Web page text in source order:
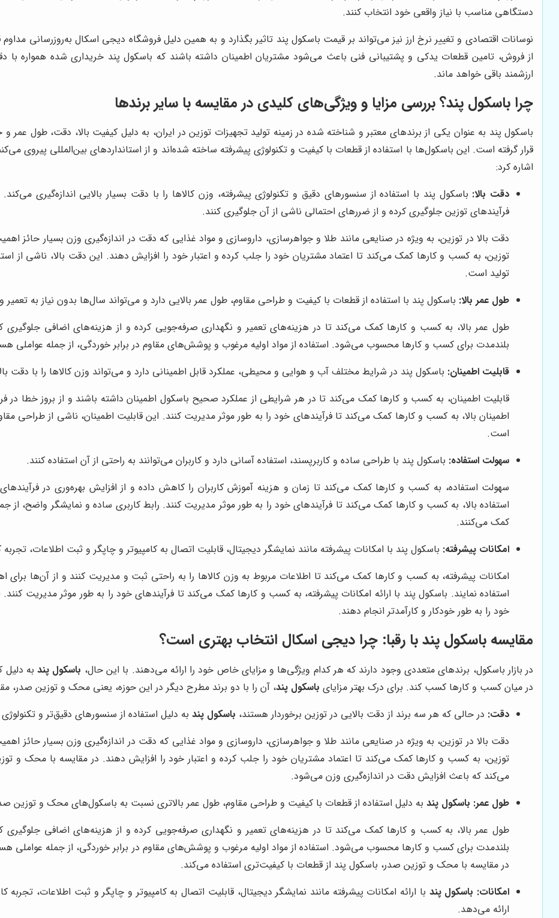
دستگاهی مناسب با نیاز واقعی خود انتخاب کنند.
نوسانات اقتصادی و تغییر نرخ ارز نیز می‌تواند بر قیمت باسکول پند تاثیر بگذارد و به همین دلیل فروشگاه دیجی اسکال به‌روزرسانی
از فروش، تامین قطعات یدکی و پشتیبانی فنی باعث می‌شود مشتریان اطمینان داشته باشند که باسکول پند خریداری شده همواره با
ارزشمند باقی خواهد ماند.
چرا باسکول پند؟ بررسی مزایا و ویژگی‌های کلیدی در مقایسه با سایر برندها
باسکول پند به عنوان یکی از برندهای معتبر و شناخته شده در زمینه تولید تجهیزات توزین در ایران، به دلیل کیفیت بالا، دقت، طول
قرار گرفته است. این باسکول‌ها با استفاده از قطعات با کیفیت و تکنولوژی پیشرفته ساخته شده‌اند و از استانداردهای بین‌المللی پیروی
اشاره کرد:
دقت بالا: باسکول پند با استفاده از سنسورهای دقیق و تکنولوژی پیشرفته، وزن کالاها را با دقت بسیار بالایی اندازه‌گیری
فرآیندهای توزین جلوگیری کرده و از ضررهای احتمالی ناشی از آن جلوگیری کنند.
دقت بالا در توزین، به ویژه در صنایعی مانند طلا و جواهرسازی، داروسازی و مواد غذایی که دقت در اندازه‌گیری وزن بسیار حائز
توزین، به کسب و کارها کمک می‌کند تا اعتماد مشتریان خود را جلب کرده و اعتبار خود را افزایش دهند. این دقت بالا، ناشی از
تولید است.
طول عمر بالا: باسکول پند با استفاده از قطعات با کیفیت و طراحی مقاوم، طول عمر بالایی دارد و می‌تواند سال‌ها بدون نیاز به
طول عمر بالا، به کسب و کارها کمک می‌کند تا در هزینه‌های تعمیر و نگهداری صرفه‌جویی کرده و از هزینه‌های اضافی جلوگیری
بلندمدت برای کسب و کارها محسوب می‌شود. استفاده از مواد اولیه مرغوب و پوشش‌های مقاوم در برابر خوردگی، از جمله عواملی
قابلیت اطمینان: باسکول پند در شرایط مختلف آب و هوایی و محیطی، عملکرد قابل اطمینانی دارد و می‌تواند وزن کالاها را با دقت
قابلیت اطمینان، به کسب و کارها کمک می‌کند تا در هر شرایطی از عملکرد صحیح باسکول اطمینان داشته باشند و از بروز خطا در
اطمینان بالا، به کسب و کارها کمک می‌کند تا فرآیندهای خود را به طور موثر مدیریت کنند. این قابلیت اطمینان، ناشی از طراحی
است.
سهولت استفاده: باسکول پند با طراحی ساده و کاربرپسند، استفاده آسانی دارد و کاربران می‌توانند به راحتی از آن استفاده کنند.
سهولت استفاده، به کسب و کارها کمک می‌کند تا زمان و هزینه آموزش کاربران را کاهش داده و از افزایش بهره‌وری در
استفاده بالا، به کسب و کارها کمک می‌کند تا فرآیندهای خود را به طور موثر مدیریت کنند. رابط کاربری ساده و نمایشگر واضح، از
کمک می‌کنند.
امکانات پیشرفته: باسکول پند با امکانات پیشرفته مانند نمایشگر دیجیتال، قابلیت اتصال به کامپیوتر و چاپگر و ثبت اطلاعات،
امکانات پیشرفته، به کسب و کارها کمک می‌کند تا اطلاعات مربوط به وزن کالاها را به راحتی ثبت و مدیریت کنند و از آن‌ها برای
استفاده نمایند. باسکول پند با ارائه امکانات پیشرفته، به کسب و کارها کمک می‌کند تا فرآیندهای خود را به طور موثر مدیریت
خود را به طور خودکار و کارآمدتر انجام دهند.
مقایسه باسکول پند با رقبا: چرا دیجی اسکال انتخاب بهتری است؟
در بازار باسکول، برندهای متعددی وجود دارند که هر کدام ویژگی‌ها و مزایای خاص خود را ارائه می‌دهند. با این حال، باسکول پندبه دلیل
در میان کسب و کارها کسب کند. برای درک بهتر مزایای باسکول پند، آن را با دو برند مطرح دیگر در این حوزه، یعنی محک و توزین صدر،
دقت: در حالی که هر سه برند از دقت بالایی در توزین برخوردار هستند، باسکول پندبه دلیل استفاده از سنسورهای دقیق‌تر و
دقت بالا در توزین، به ویژه در صنایعی مانند طلا و جواهرسازی، داروسازی و مواد غذایی که دقت در اندازه‌گیری وزن بسیار حائز
توزین، به کسب و کارها کمک می‌کند تا اعتماد مشتریان خود را جلب کرده و اعتبار خود را افزایش دهند. در مقایسه با محک و
می‌کند که باعث افزایش دقت در اندازه‌گیری وزن می‌شود.
طول عمر: باسکول پندبه دلیل استفاده از قطعات با کیفیت و طراحی مقاوم، طول عمر بالاتری نسبت به باسکول‌های محک و توزین
طول عمر بالا، به کسب و کارها کمک می‌کند تا در هزینه‌های تعمیر و نگهداری صرفه‌جویی کرده و از هزینه‌های اضافی جلوگیری
بلندمدت برای کسب و کارها محسوب می‌شود. استفاده از مواد اولیه مرغوب و پوشش‌های مقاوم در برابر خوردگی، از جمله عواملی
در مقایسه با محک و توزین صدر، باسکول پند از قطعات با کیفیت‌تری استفاده می‌کند.
امکانات: باسکول پند با ارائه امکانات پیشرفته مانند نمایشگر دیجیتال، قابلیت اتصال به کامپیوتر و چاپگر و ثبت اطلاعات،
ارائه می‌دهد.